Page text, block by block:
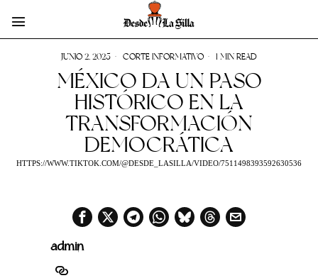
JUNIO 2, 2025 CORTE INFORMATIVO 1 MIN READ
MÉXICO DA UN PASO
HISTÓRICO EN LA
TRANSFORMACIÓN
DEMOCRÁTICA
HTTPS://WWW.TIKTOK.COM/@DESDE_LASILLA/VIDEO/7511498393592630536
admin